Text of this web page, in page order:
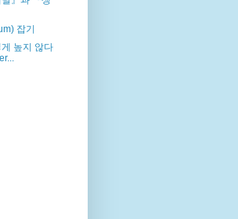
잡기
높지 않다